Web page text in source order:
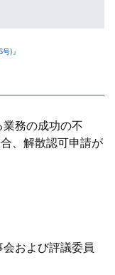
)』
務の成功の不
、解散認可申請が
および評議委員